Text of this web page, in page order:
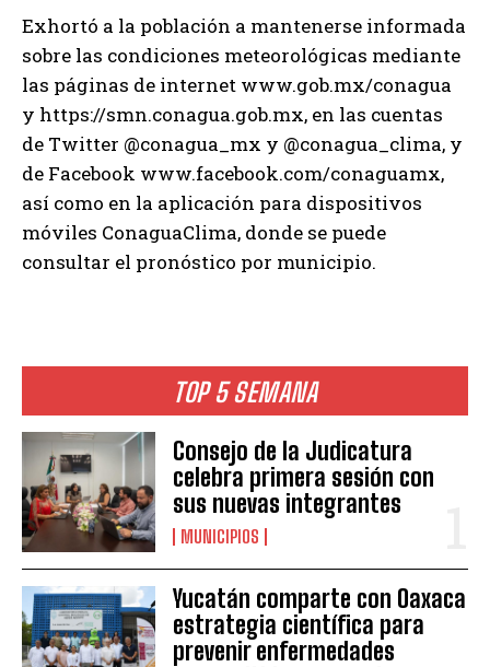
TOP 5 SEMANA
Consejo de la Judicatura
celebra primera sesión con
sus nuevas integrantes
MUNICIPIOS
Yucatán comparte con Oaxaca
estrategia científica para
prevenir enfermedades
Exhortó a la población a mantenerse informada
sobre las condiciones meteorológicas mediante
las páginas de internet www.gob.mx/conagua
y https://smn.conagua.gob.mx, en las cuentas
de Twitter @conagua_mx y @conagua_clima, y
de Facebook www.facebook.com/conaguamx,
así como en la aplicación para dispositivos
móviles ConaguaClima, donde se puede
consultar el pronóstico por municipio.